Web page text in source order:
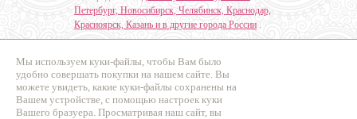
Мы используем куки-файлы, чтобы Вам было
удобно совершать покупки на нашем сайте. Вы
можете увидеть, какие куки-файлы сохранены на
Вашем устройстве, с помощью настроек куки
Вашего бразуера. Просматривая наш сайт, вы
Петербург, Новосибирск, Челябинск, Краснодар,
Красноярск, Казань и в другие города России .
Дизайн - Наталья Мальцева
Продвижение сайтов
Промо Эксперт